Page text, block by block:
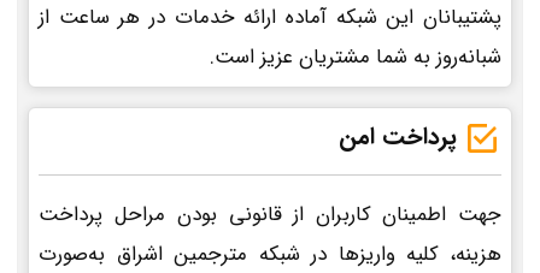
پشتیبانان این شبکه آماده ارائه خدمات در هر ساعت از
شبانه‌روز به شما مشتریان عزیز است.
پرداخت امن
جهت اطمینان کاربران از قانونی بودن مراحل پرداخت
هزینه، کلیه واریزها در شبکه مترجمین اشراق به‌صورت